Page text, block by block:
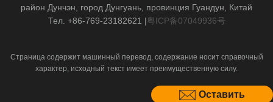
Оставить
район Дунчэн, город Дунгуань, провинция Гуандун, Китай
Тел. +86-769-23182621 |粤ICP备07049936号
Страница содержит машинный перевод, содержание носит справочный
характер, исходный текст имеет преимущественную силу.